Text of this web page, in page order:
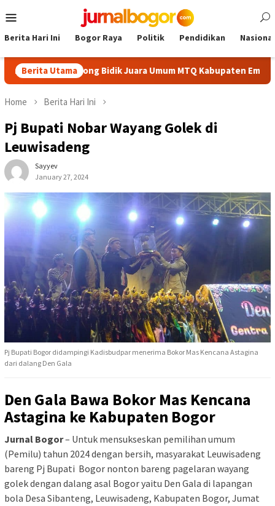
to
Menu
Berita Hari Ini Bogor Raya Politik Pendidikan Nasional
Berita Utama
Cibinong Bidik Juara Umum MTQ Kabupaten Empat Kali
Home Berita Hari Ini
Pj Bupati Nobar Wayang Golek di
Leuwisadeng
Sayyev
January 27, 2024
Pj Bupati Bogor didampingi Kadisbudpar menerima Bokor Mas Kencana Astagina
dari dalang Den Gala
Den Gala Bawa Bokor Mas Kencana
Astagina ke Kabupaten Bogor
Jurnal Bogor– Untuk mensukseskan pemilihan umum
(Pemilu) tahun 2024 dengan bersih, masyarakat Leuwisadeng
bareng Pj Bupati Bogor nonton bareng pagelaran wayang
golek dengan dalang asal Bogor yaitu Den Gala di lapangan
bola Desa Sibanteng, Leuwisadeng, Kabupaten Bogor, Jumat